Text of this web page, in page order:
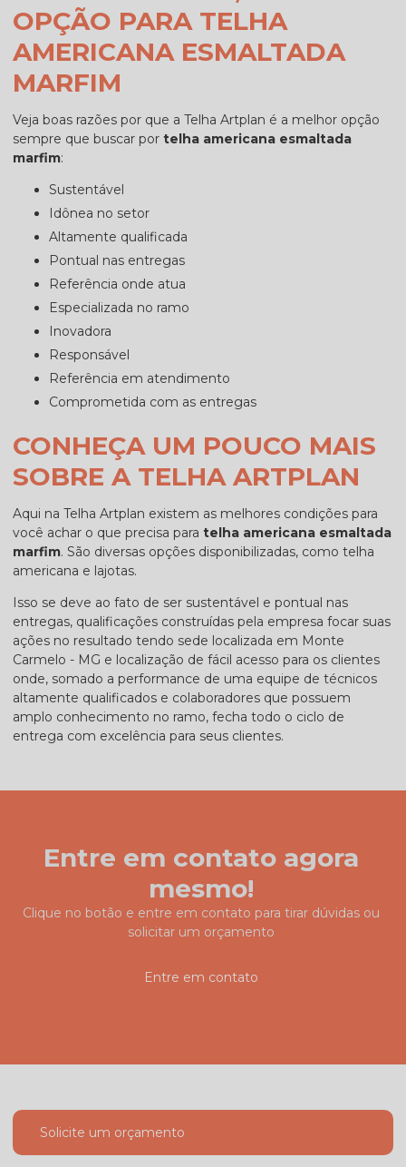
OPÇÃO PARA TELHA
AMERICANA ESMALTADA
MARFIM
Veja boas razões por que a Telha Artplan é a melhor opção
sempre que buscar por telha americana esmaltada
marfim:
sustentável
idônea no setor
altamente qualificada
pontual nas entregas
referência onde atua
especializada no ramo
inovadora
responsável
referência em atendimento
comprometida com as entregas
CONHEÇA UM POUCO MAIS
SOBRE A TELHA ARTPLAN
Aqui na Telha Artplan existem as melhores condições para
você achar o que precisa para telha americana esmaltada
marfim. São diversas opções disponibilizadas, como telha
americana e lajotas.
Isso se deve ao fato de ser sustentável e pontual nas
entregas, qualificações construídas pela empresa focar suas
ações no resultado tendo sede localizada em Monte
Carmelo - MG e localização de fácil acesso para os clientes
onde, somado a performance de uma equipe de técnicos
altamente qualificados e colaboradores que possuem
amplo conhecimento no ramo, fecha todo o ciclo de
entrega com excelência para seus clientes.
Entre em contato agora
mesmo!
Clique no botão e entre em contato para tirar dúvidas ou
solicitar um orçamento
Entre em contato
Solicite um orçamento